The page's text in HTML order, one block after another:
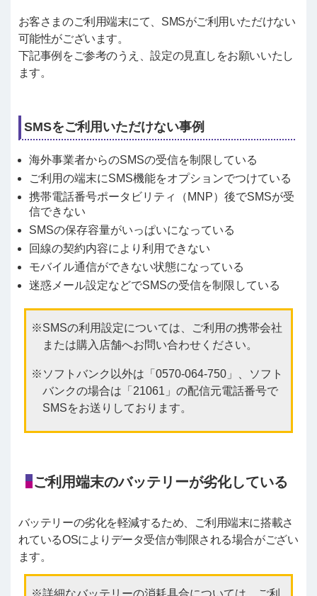
お客さまのご利用端末にて、SMSがご利用いただけない
可能性がございます。
下記事例をご参考のうえ、設定の見直しをお願いいたし
ます。
SMSをご利用いただけない事例
海外事業者からのSMSの受信を制限している
ご利用の端末にSMS機能をオプションでつけている
携帯電話番号ポータビリティ（MNP）後でSMSが受
信できない
SMSの保存容量がいっぱいになっている
回線の契約内容により利用できない
モバイル通信ができない状態になっている
迷惑メール設定などでSMSの受信を制限している
SMSの利用設定については、ご利用の携帯会社
または購入店舗へお問い合わせください。
ソフトバンク以外は「0570-064-750」、ソフト
バンクの場合は「21061」の配信元電話番号で
SMSをお送りしております。
ご利用端末のバッテリーが劣化している
バッテリーの劣化を軽減するため、ご利用端末に搭載さ
れているOSによりデータ受信が制限される場合がござい
ます。
詳細なバッテリーの消耗具合については、ご利